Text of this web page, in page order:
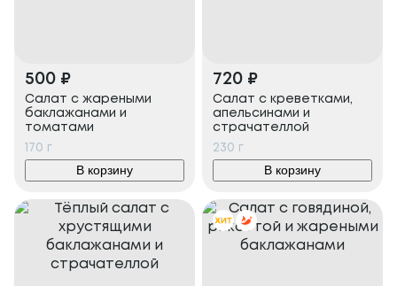
500 ₽
Салат с жареными
баклажанами и
томатами
170 г
В корзину
720 ₽
Салат с креветками,
апельсинами и
страчателлой
230 г
В корзину